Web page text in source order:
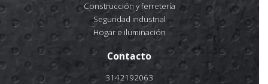
Construcción y ferretería
Seguridad industrial
Hogar e iluminación
Contacto
3142192063